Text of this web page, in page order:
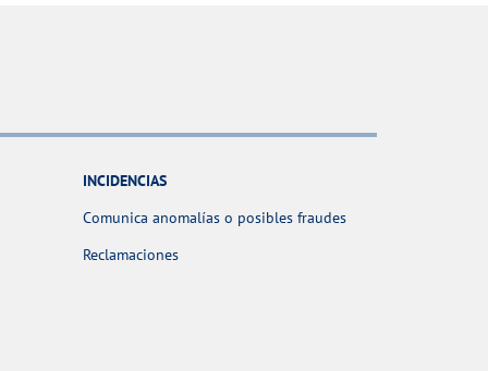
INCIDENCIAS
Comunica anomalías o posibles fraudes
Reclamaciones